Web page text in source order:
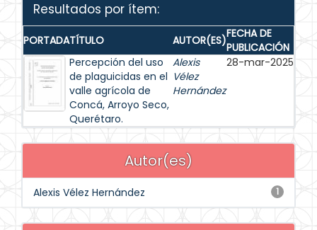
Resultados por ítem:
PORTADATÍTULO AUTOR(ES)FECHA DE
PUBLICACIÓN
Percepción del uso
de plaguicidas en el
valle agrícola de
Concá, Arroyo Seco,
Querétaro.
Alexis
Vélez
Hernández
28-mar-2025
Autor(es)
1
Alexis Vélez Hernández